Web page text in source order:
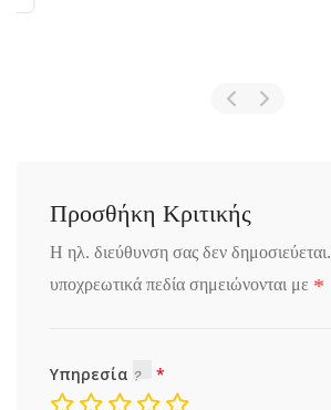
Προσθήκη Κριτικής
Η ηλ. διεύθυνση σας δεν δημοσιεύεται.
υποχρεωτικά πεδία σημειώνονται με *
Υπηρεσία